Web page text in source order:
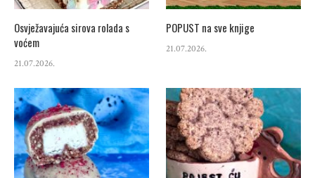
Osvježavajuća sirova rolada s
voćem
21.07.2026.
POPUST na sve knjige
21.07.2026.